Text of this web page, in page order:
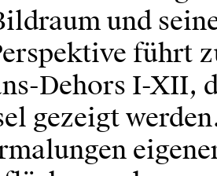
und
führt
Dehors I-XII,
gezeigt